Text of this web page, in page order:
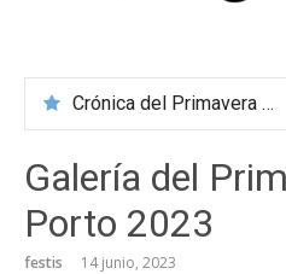
Crónica del Primavera Sound Porto 2026
Galería del
Porto 2023
festis 14 junio, 2023